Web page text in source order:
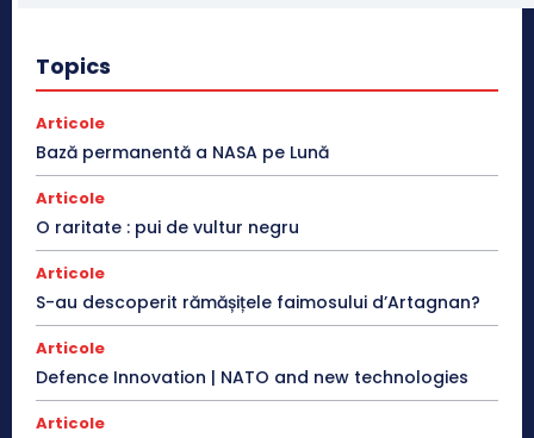
Topics
Articole
Bază permanentă a NASA pe Lună
Articole
O raritate : pui de vultur negru
Articole
S-au descoperit rămășițele faimosului d’Artagnan?
Articole
Defence Innovation | NATO and new technologies
Articole